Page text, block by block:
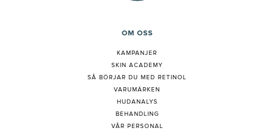
OM OSS
KAMPANJER
SKIN ACADEMY
SÅ BÖRJAR DU MED RETINOL
VARUMÄRKEN
HUDANALYS
BEHANDLING
VÅR PERSONAL